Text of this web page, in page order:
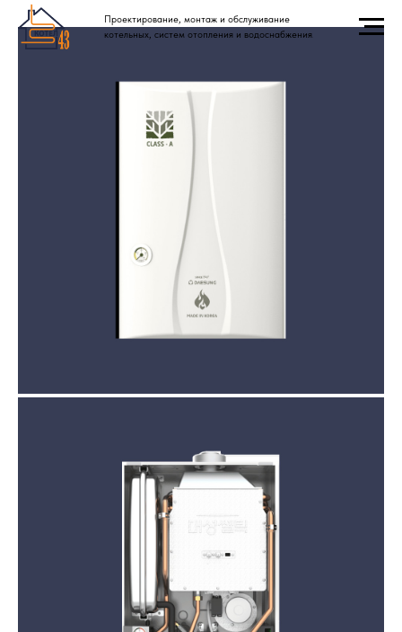
Проектирование, монтаж и обслуживание
котельных, систем отопления и водоснабжения.